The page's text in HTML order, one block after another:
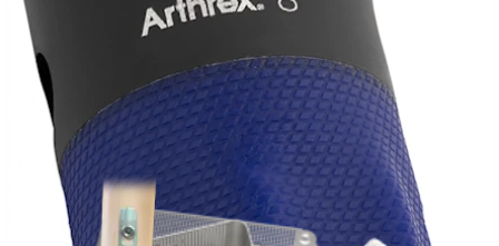
Operationsverfahren
Fuß & Sprunggelenk
DualCompression-Rückfußnagel